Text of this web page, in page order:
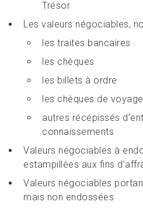
Trésor
Les valeurs négociables,
les traites bancaires
les chèques
les billets à ordre
les chèques de
autres récépissés
connaissements
Valeurs négociables à
estampillées aux fins
Valeurs négociables
mais non endossées